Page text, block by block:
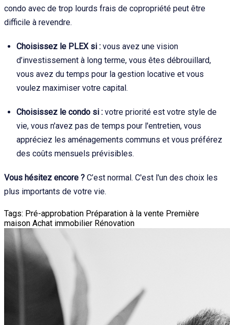
condo avec de trop lourds frais de copropriété peut être
difficile à revendre.
Choisissez le PLEX si : vous avez une vision
d’investissement à long terme, vous êtes débrouillard,
vous avez du temps pour la gestion locative et vous
voulez maximiser votre capital.
Choisissez le condo si : votre priorité est votre style de
vie, vous n'avez pas de temps pour l'entretien, vous
appréciez les aménagements communs et vous préférez
des coûts mensuels prévisibles.
Vous hésitez encore ? C’est normal. C'est l'un des choix les
plus importants de votre vie.
Tags: Pré-approbation Préparation à la vente Première
maison Achat immobilier Rénovation